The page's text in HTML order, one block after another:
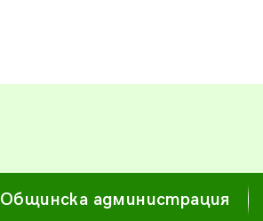
Общинска администрация